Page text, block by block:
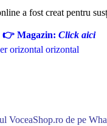
a fost creat pentru
👉 Magazin: Click aici
VoceaShop.ro de pe